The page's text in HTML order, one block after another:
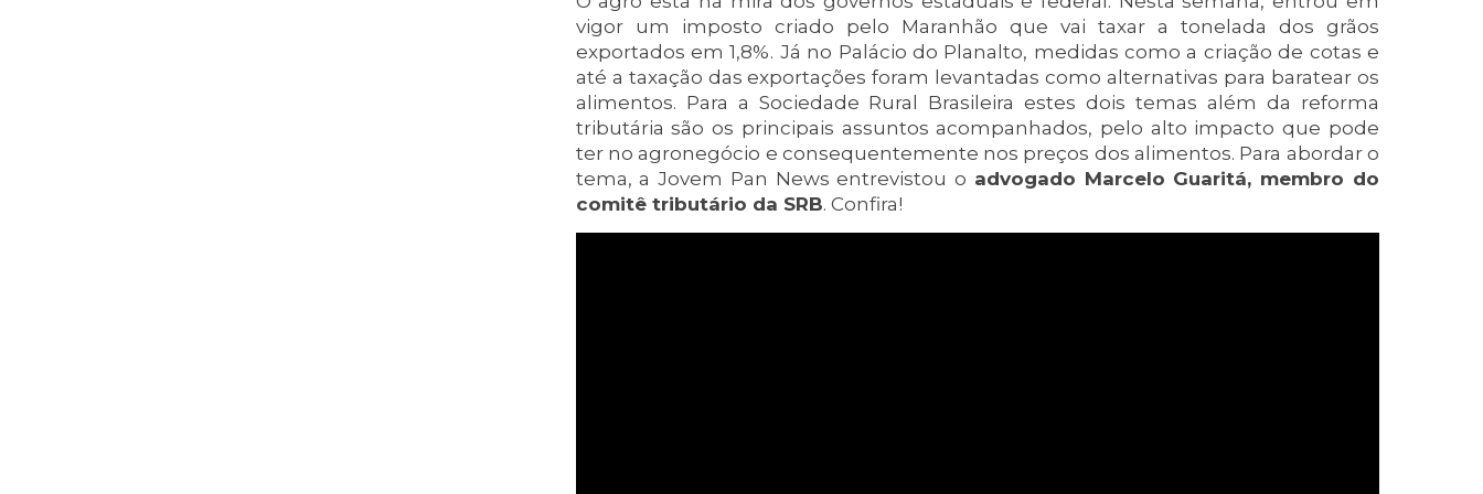
vigor um imposto criado pelo Maranhão que vai taxar a tonelada dos grãos
exportados em 1,8%. Já no Palácio do Planalto, medidas como a criação de cotas e
até a taxação das exportações foram levantadas como alternativas para baratear os
alimentos. Para a Sociedade Rural Brasileira estes dois temas além da reforma
tributária são os principais assuntos acompanhados, pelo alto impacto que pode
ter no agronegócio e consequentemente nos preços dos alimentos. Para abordar o
tema, a Jovem Pan News entrevistou o advogado Marcelo Guaritá, membro do
comitê tributário da SRB. Confira!